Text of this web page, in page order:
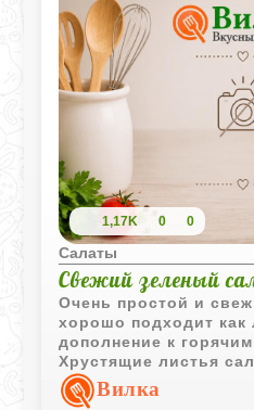
1,17K 0 0
Салаты
Свежий зеленый
Очень простой и
хорошо подходит как
дополнение к
Хрустящие листья
укроп делают его
теплое время года.
Вилка